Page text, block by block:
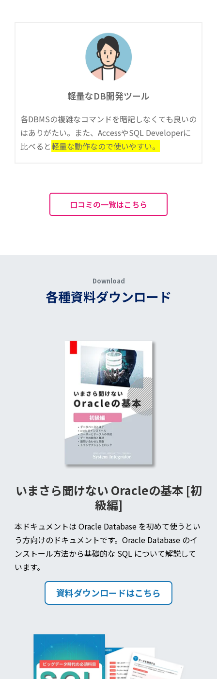
軽量なDB開発ツール
各DBMSの複雑なコマンドを暗記しなくても良いの
はありがたい。また、AccessやSQL Developerに
比べると軽量な動作なので使いやすい。
口コミの一覧はこちら
Download
各種資料ダウンロード
いまさら聞けない Oracleの基本 [初
級編]
本ドキュメントは Oracle Database を初めて使うとい
う方向けのドキュメントです。Oracle Database のイ
ンストール方法から基礎的な SQL について解説して
います。
資料ダウンロードはこちら